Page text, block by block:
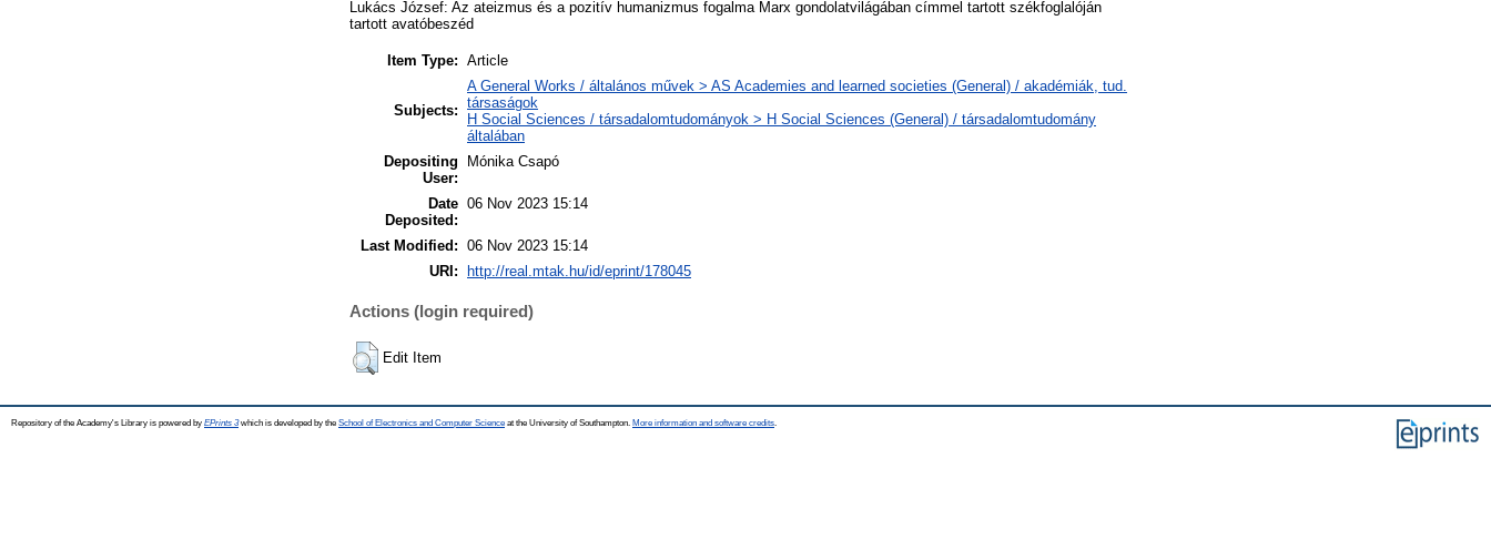
Lukács József: Az ateizmus és a pozitív humanizmus fogalma Marx gondolatvilágában címmel tartott székfoglalóján
tartott avatóbeszéd
Item Type: Article
Subjects:
A General Works / általános művek > AS Academies and learned societies (General) / akadémiák, tud.
társaságok
H Social Sciences / társadalomtudományok > H Social Sciences (General) / társadalomtudomány
általában
Depositing
User:
Mónika Csapó
Date
Deposited:
06 Nov 2023 15:14
Last Modified: 06 Nov 2023 15:14
URI: http://real.mtak.hu/id/eprint/178045
Actions (login required)
Edit Item
Repository of the Academy's Library is powered by EPrints 3which is developed by the School of Electronics and Computer Science at the University of Southampton. More information and software credits